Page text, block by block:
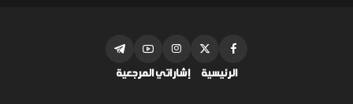
الرئيسية إشاراتي المرجعية